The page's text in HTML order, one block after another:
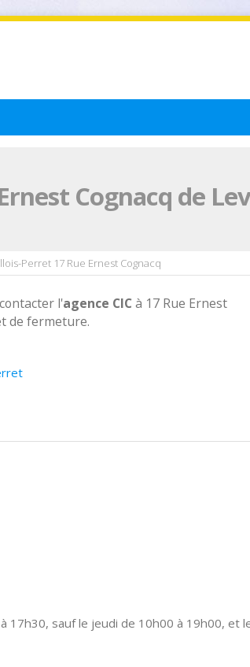
Cognacq de
Perret 17 Rue Ernest Cognacq
l'agence CIC à 17 Rue Ernest
de fermeture.
17h30, sauf le jeudi de 10h00 à 19h00, et